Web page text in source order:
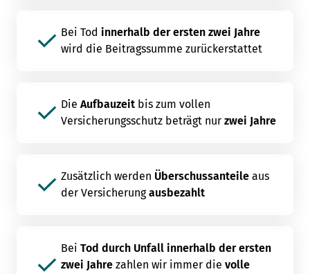
Bei Tod innerhalb der ersten zwei Jahre
wird die Beitragssumme zurückerstattet
Die Aufbauzeit bis zum vollen
Versicherungsschutz beträgt nur zwei Jahre
Zusätzlich werden Überschussanteile aus
der Versicherungausbezahlt
Bei Tod durch Unfall innerhalb der ersten
zwei Jahre zahlen wir immer die volle